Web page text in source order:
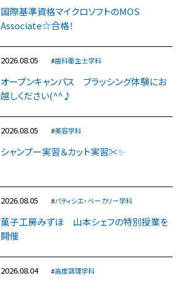
国際基準資格マイクロソフトのMOS
Associate☆合格！
2026.08.05 #歯科衛生士学科
オープンキャンパス ブラッシング体験にお
越しください(^^♪
2026.08.05 #美容学科
シャンプー実習＆カット実習✂✨
2026.08.05 #パティシエ・ベーカリー学科
菓子工房みずほ 山本シェフの特別授業を
開催
2026.08.04 #高度調理学科